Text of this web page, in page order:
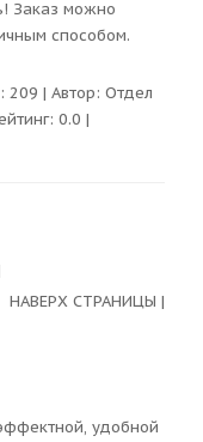
Заказ можно
способом.
209 | Автор: Отдел
0.0 |
НАВЕРХ СТРАНИЦЫ |
удобной